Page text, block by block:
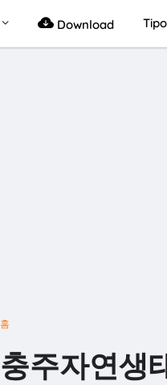
Download
홈
충주자연생